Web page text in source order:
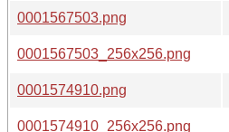
0001567503.png
0001567503_256x256.png
0001574910.png
0001574910_256x256.png